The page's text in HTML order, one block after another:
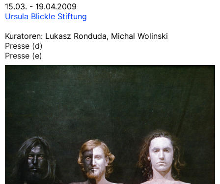
15.03. - 19.04.2009
Ursula Blickle Stiftung
Kuratoren: Lukasz Ronduda, Michal Wolinski
Presse (d)
Presse (e)